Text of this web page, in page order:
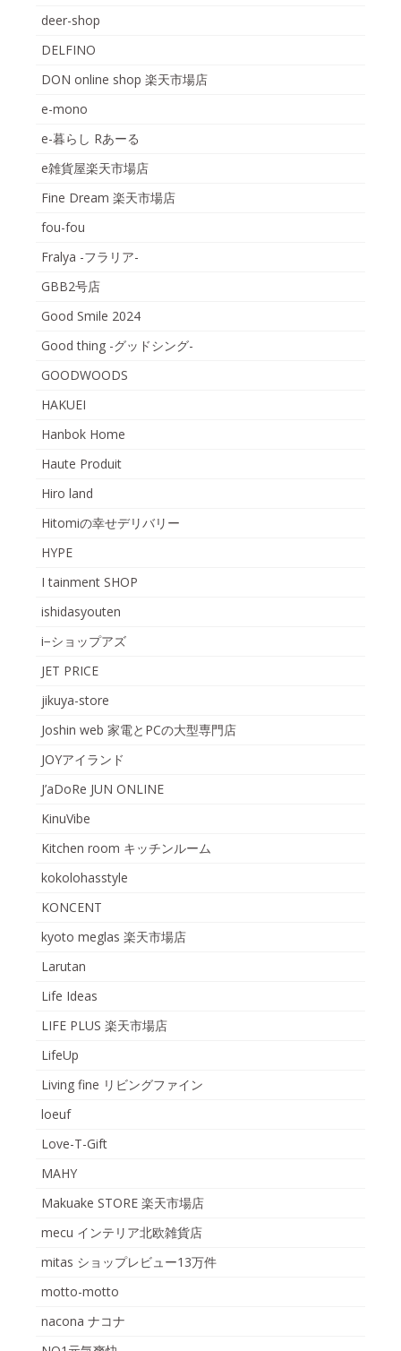
deer-shop
DELFINO
DON online shop 楽天市場店
e-mono
e-暮らし Rあーる
e雑貨屋楽天市場店
Fine Dream 楽天市場店
fou-fou
Fralya -フラリア-
GBB2号店
Good Smile 2024
Good thing -グッドシング-
GOODWOODS
HAKUEI
Hanbok Home
Haute Produit
Hiro land
Hitomiの幸せデリバリー
HYPE
I tainment SHOP
ishidasyouten
i−ショップアズ
JET PRICE
jikuya-store
Joshin web 家電とPCの大型専門店
JOYアイランド
J’aDoRe JUN ONLINE
KinuVibe
Kitchen room キッチンルーム
kokolohasstyle
KONCENT
kyoto meglas 楽天市場店
Larutan
Life Ideas
LIFE PLUS 楽天市場店
LifeUp
Living fine リビングファイン
loeuf
Love-T-Gift
MAHY
Makuake STORE 楽天市場店
mecu インテリア北欧雑貨店
mitas ショップレビュー13万件
motto-motto
nacona ナコナ